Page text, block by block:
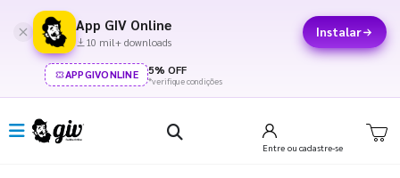
App GIV Online
10 mil+ downloads
Instalar
APPGIVONLINE 5% OFF
*verifique condições
Entre ou cadastre-se